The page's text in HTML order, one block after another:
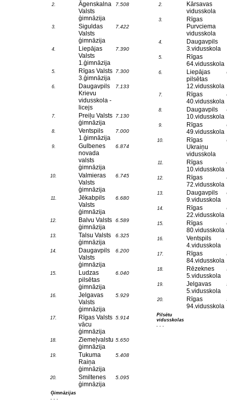
2.
Āgenskalna
Valsts
ģimnāzija
7.508
3.
Siguldas
Valsts
ģimnāzija
7.422
4.
Liepājas
Valsts
1.ģimnāzija
7.390
5.
Rīgas Valsts
3.ģimnāzija
7.300
6.
Daugavpils
Krievu
vidusskola -
licejs
7.133
7.
Preiļu Valsts
ģimnāzija
7.130
8.
Ventspils
1.ģimnāzija
7.000
9.
Gulbenes
novada
valsts
ģimnāzija
6.874
10.
Valmieras
Valsts
ģimnāzija
6.745
11.
Jēkabpils
Valsts
ģimnāzija
6.680
12.
Balvu Valsts
ģimnāzija
6.589
13.
Talsu Valsts
ģimnāzija
6.325
14.
Daugavpils
Valsts
ģimnāzija
6.200
15.
Ludzas
pilsētas
ģimnāzija
6.040
16.
Jelgavas
Valsts
ģimnāzija
5.929
17.
Rīgas Valsts
vācu
ģimnāzija
5.914
18.
Ziemeļvalstu
ģimnāzija
5.650
19.
Tukuma
Raiņa
ģimnāzija
5.408
20.
Smiltenes
ģimnāzija
5.095
Ģimnāzijas
. . .
2.
Kārsavas
vidusskola
3.
Rīgas
Purvciema
vidusskola
4.
Daugavpils
3.vidusskola
5.
Rīgas
64.vidusskola
6.
Liepājas
pilsētas
12.vidusskola
7.
Rīgas
40.vidusskola
8.
Daugavpils
10.vidusskola
9.
Rīgas
49.vidusskola
10.
Rīgas
Ukraiņu
vidusskola
11.
Rīgas
10.vidusskola
12.
Rīgas
72.vidusskola
13.
Daugavpils
9.vidusskola
14.
Rīgas
22.vidusskola
15.
Rīgas
80.vidusskola
16.
Ventspils
4.vidusskola
17.
Rīgas
84.vidusskola
18.
Rēzeknes
5.vidusskola
19.
Jelgavas
5.vidusskola
20.
Rīgas
94.vidusskola
Pilsētu
vidusskolas
. . .